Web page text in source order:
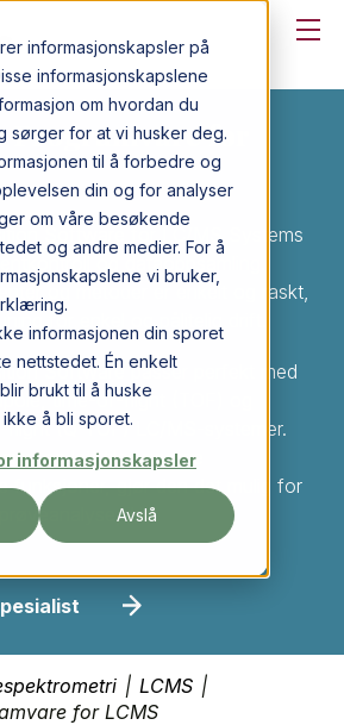
informasjonskapsler på
informasjonskapslene
om hvordan du
sørger for at vi husker deg.
til å forbedre og
din og for analyser
om våre besøkende
og andre medier. For å
vi bruker,
informasjonen din sporet
nettstedet. Én enkelt
brukt til å huske
å bli sporet.
informasjonskapsler
Avslå
Programvare for
Software for LC/MS Systems
og dataoppsamling.
og metoder er enkelt og raskt,
for enkel og pålitelig drift.
Software passer perfekt med
time-of-flight (TOF) og
flight (Q-TOF) LC/MS-systemer.
og lett tilgjengelige
funksjoner, gjør den det mulig for
ikke
| LCMS |
for LCMS